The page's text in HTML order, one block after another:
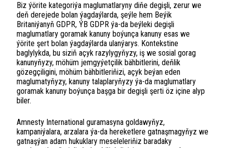
Biz ýörite kategoriýa maglumatlaryny diňe degişli, zerur we
deň derejede bolan ýagdaýlarda, şeýle hem Beýik
Britaniýanyň GDPR, ÝB GDPR ýa-da beýleki degişli
maglumatlary goramak kanuny boýunça kanuny esas we
ýörite şert bolan ýagdaýlarda ulanýarys. Kontekstine
baglylykda, bu siziň açyk razylygyňyzy, iş we sosial gorag
kanunyňyzy, möhüm jemgyýetçilik bähbitlerini, deňlik
gözegçiligini, möhüm bähbitleriňizi, açyk beýan eden
maglumatyňyzy, kanuny talaplaryňyzy ýa-da maglumatlary
goramak kanuny boýunça başga bir degişli şerti öz içine alyp
biler.
Amnesty International guramasyna goldawyňyz,
kampaniýalara, arzalara ýa-da hereketlere gatnaşmagyňyz we
gatnaşýan adam hukuklary meseleleriňiz baradaky